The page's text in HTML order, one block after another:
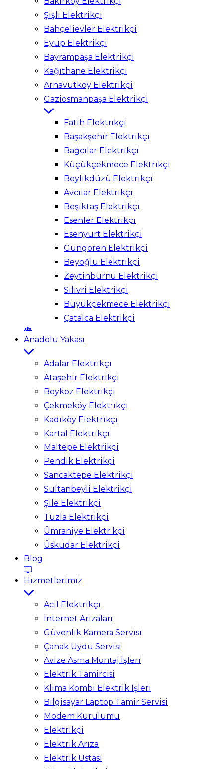
Şişli Elektrikçi
Bahçelievler Elektrikçi
Eyüp Elektrikçi
Bayrampaşa Elektrikçi
Kağıthane Elektrikçi
Arnavutköy Elektrikçi
Gaziosmanpaşa Elektrikçi
Fatih Elektrikçi
Başakşehir Elektrikçi
Bağcılar Elektrikçi
Küçükçekmece Elektrikçi
Beylikdüzü Elektrikçi
Avcılar Elektrikçi
Beşiktaş Elektrikçi
Esenler Elektrikçi
Esenyurt Elektrikçi
Güngören Elektrikçi
Beyoğlu Elektrikçi
Zeytinburnu Elektrikçi
Silivri Elektrikçi
Büyükçekmece Elektrikçi
Çatalca Elektrikçi
Anadolu Yakası
Adalar Elektrikçi
Ataşehir Elektrikçi
Beykoz Elektrikçi
Çekmeköy Elektrikçi
Kadıköy Elektrikçi
Kartal Elektrikçi
Maltepe Elektrikçi
Pendik Elektrikçi
Sancaktepe Elektrikçi
Sultanbeyli Elektrikçi
Şile Elektrikçi
Tuzla Elektrikçi
Ümraniye Elektrikçi
Üsküdar Elektrikçi
Blog
Hizmetlerimiz
Acil Elektrikçi
İnternet Arızaları
Güvenlik Kamera Servisi
Çanak Uydu Servisi
Avize Asma Montaj İşleri
Elektrik Tamircisi
Klima Kombi Elektrik İşleri
Bilgisayar Laptop Tamir Servisi
Modem Kurulumu
Elektrikçi
Elektrik Arıza
Elektrik Ustası